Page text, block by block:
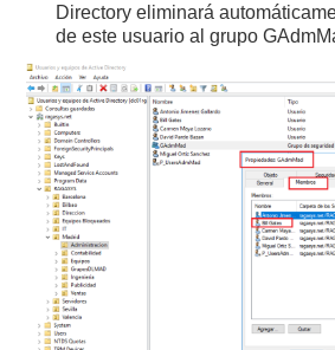
Directory eliminará
de este usuario al grupo